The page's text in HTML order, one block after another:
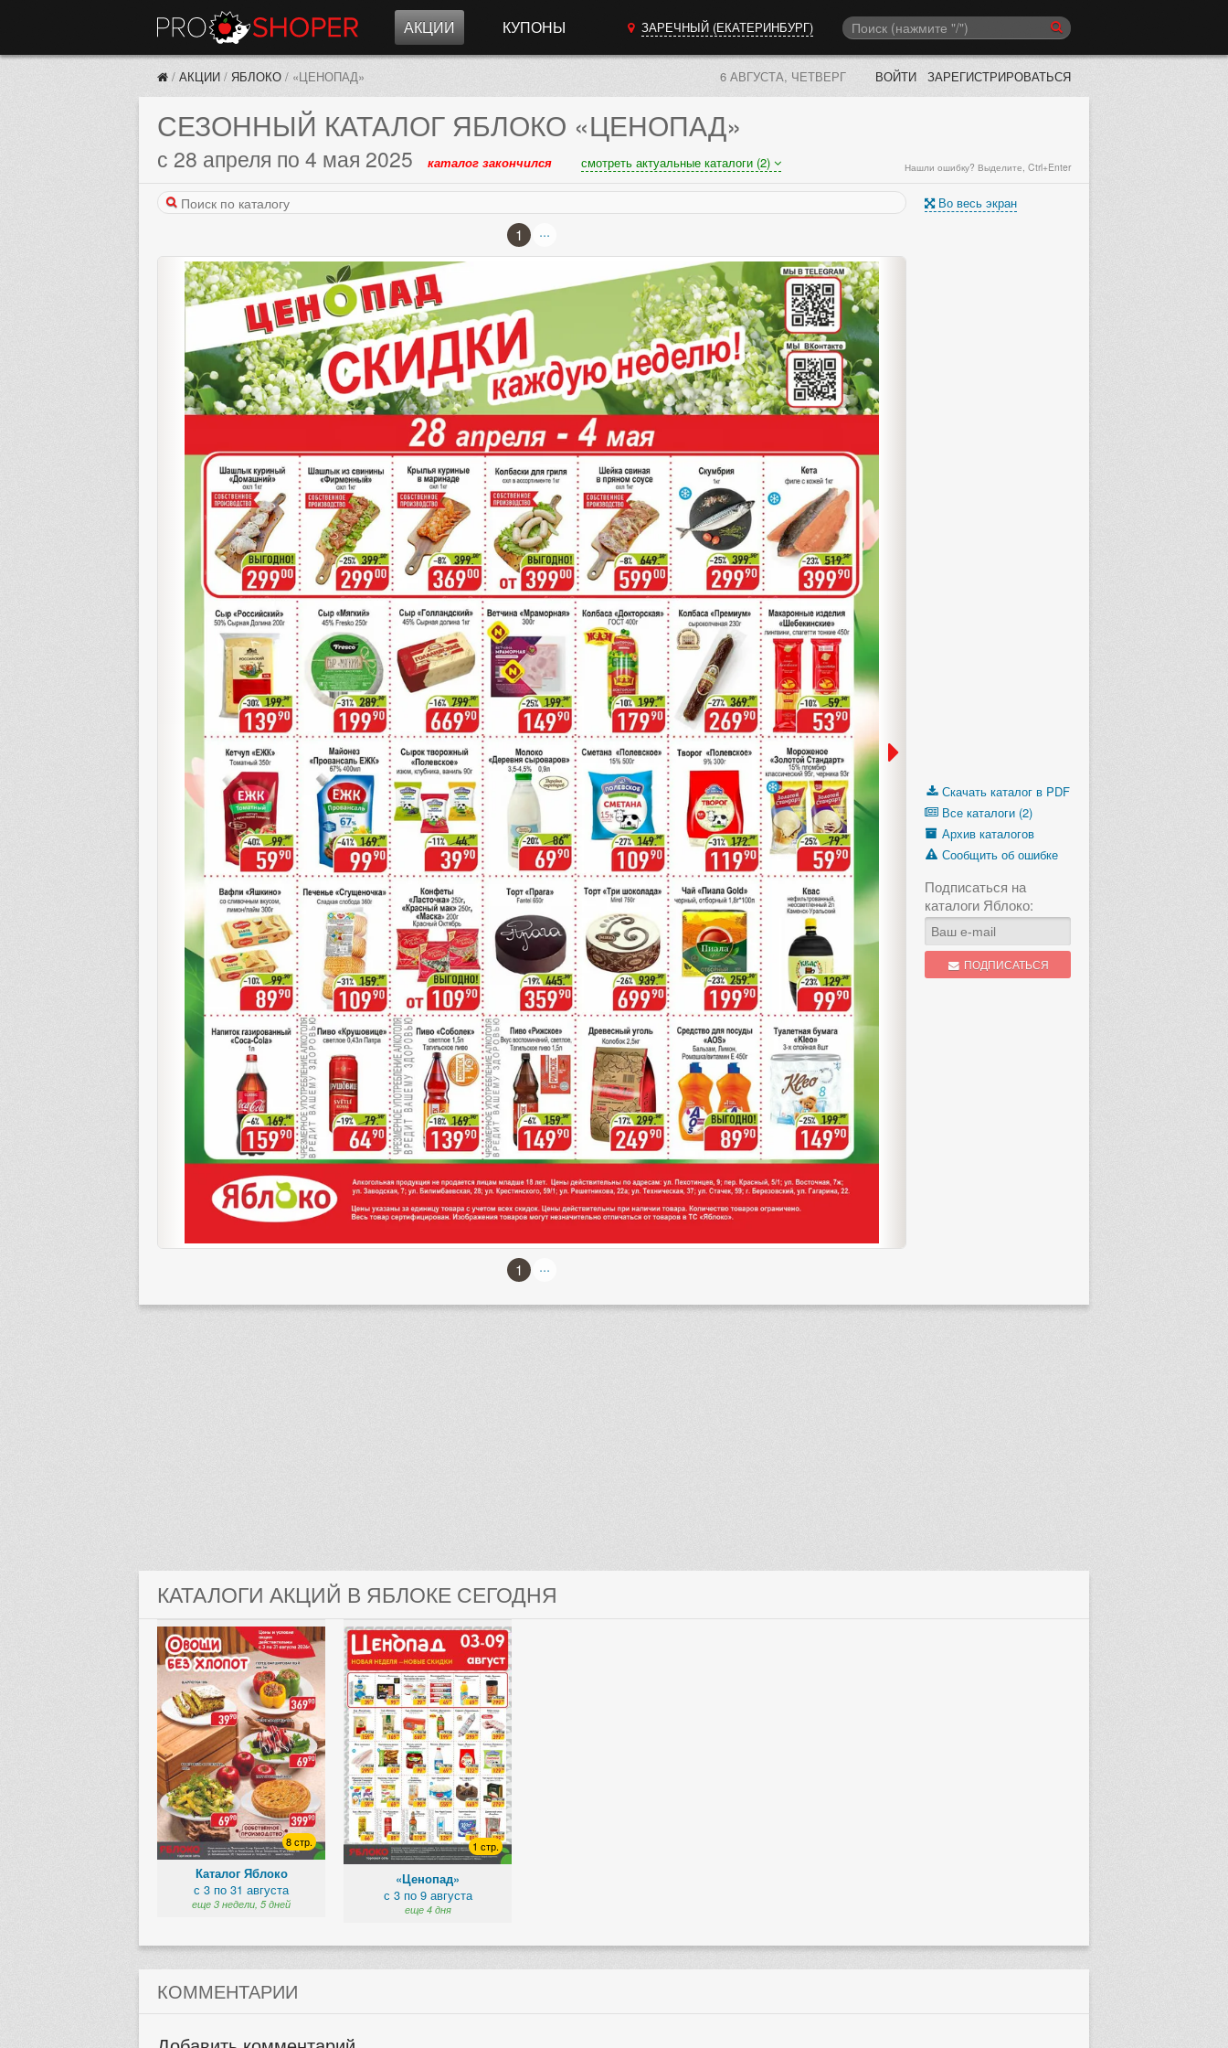
АКЦИИ КУПОНЫ ЗАРЕЧНЫЙ (ЕКАТЕРИНБУРГ)
/ АКЦИИ / ЯБЛОКО / «ЦЕНОПАД» 6 АВГУСТА, ЧЕТВЕРГ ВОЙТИ ЗАРЕГИСТРИРОВАТЬСЯ
СЕЗОННЫЙ КАТАЛОГ ЯБЛОКО «ЦЕНОПАД»
с 28 апреля по 4 мая 2025 каталог закончился смотреть актуальные каталоги (2) Нашли ошибку? Выделите, Ctrl+Enter
Во весь экран
1 ...
с 3 по 31 августа
1 ...
Скачать каталог в PDF
Все каталоги (2)
Архив каталогов
Сообщить об ошибке
Подписаться на
каталоги Яблоко:
ПОДПИСАТЬСЯ
КАТАЛОГИ АКЦИЙ В ЯБЛОКЕ СЕГОДНЯ
8 стр.
Каталог Яблоко
с 3 по 31 августа
еще 3 недели, 5 дней
1 стр.
«Ценопад»
с 3 по 9 августа
еще 4 дня
КОММЕНТАРИИ